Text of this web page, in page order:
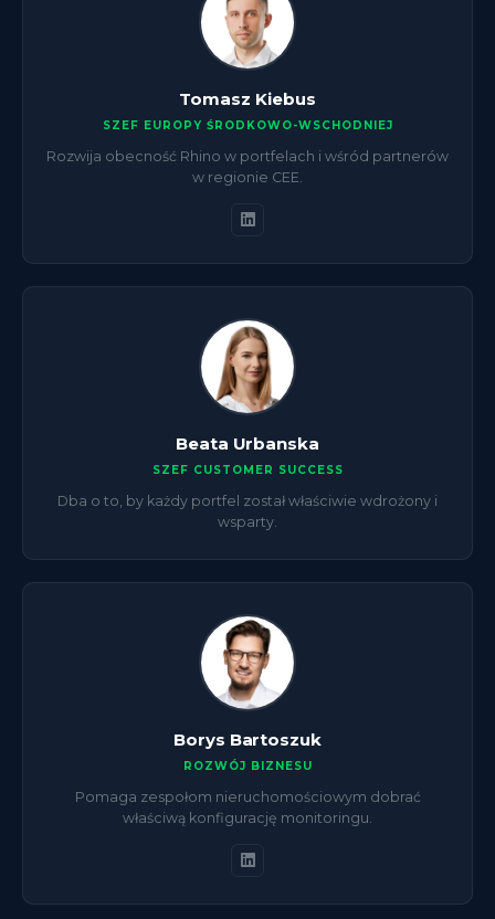
Tomasz Kiebus
SZEF EUROPY ŚRODKOWO-WSCHODNIEJ
Rozwija obecność Rhino w portfelach i wśród partnerów
w regionie CEE.
Beata Urbanska
SZEF CUSTOMER SUCCESS
Dba o to, by każdy portfel został właściwie wdrożony i
wsparty.
Borys Bartoszuk
ROZWÓJ BIZNESU
Pomaga zespołom nieruchomościowym dobrać
właściwą konfigurację monitoringu.